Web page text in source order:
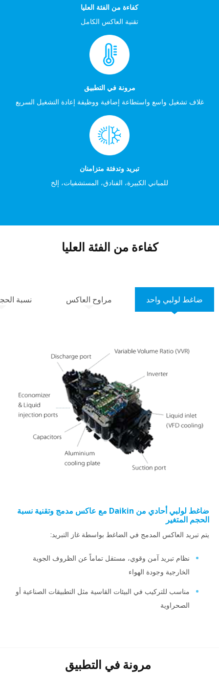
كفاءة من الفئة العليا
تقنية العاكس الكامل
مرونة في التطبيق
غلاف تشغيل واسع واستطاعة إضافية ووظيفة إعادة التشغيل السريع
تبريد وتدفئة متزامنان
للمباني الكبيرة، الفنادق، المستشفيات، إلخ
كفاءة من الفئة العليا
ضاغط لولبي واحد مراوح العاكس نسبة
ضاغط لولبي أحادي من Daikin مع عاكس مدمج وتقنية نسبة
الحجم المتغير
يتم تبريد العاكس المدمج في الضاغط بواسطة غاز التبريد:
نظام تبريد آمن وقوي، مستقل تماماً عن الظروف الجوية
الخارجية وجودة الهواء
مناسب للتركيب في البيئات القاسية مثل التطبيقات الصناعية أو
الصحراوية
مرونة في التطبيق